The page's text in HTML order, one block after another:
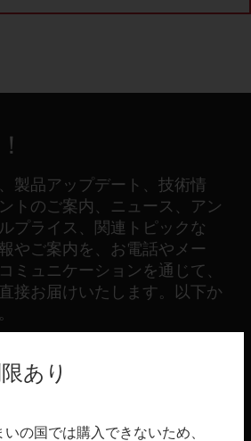
製品アップデート、技術情
トのご案内、ニュース、アン
プライス、関連トピックな
やご案内を、お電話やメー
ミュニケーションを通じて、
接お届けいたします。以下か
登録する
あり
の国では購入できないため、